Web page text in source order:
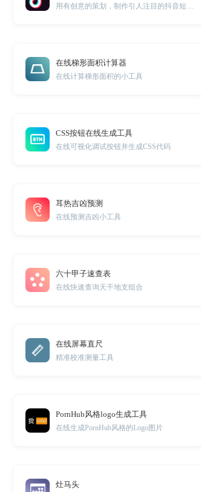
在线梯形面积计算器
在线计算梯形面积的小工具
CSS按钮在线生成工具
在线可视化调试按钮并生成CSS代码
耳热吉凶预测
在线预测吉凶小工具
六十甲子速查表
在线快速查询天干地支组合
在线屏幕直尺
精准校准测量工具
PornHub风格logo生成工具
在线生成PornHub风格的Logo图片
灶马头